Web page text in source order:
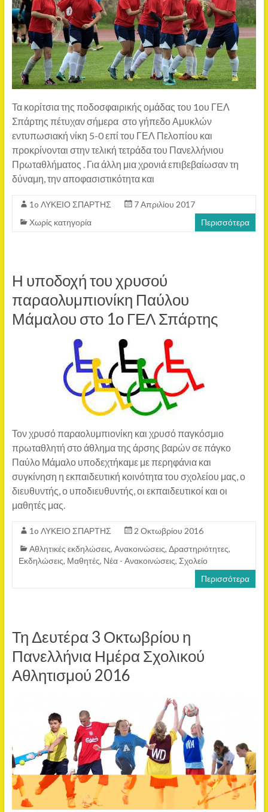
Τα κορίτσια της ποδοσφαιρικής ομάδας του 1ου ΓΕΛ
Σπάρτης πέτυχαν σήμερα στο γήπεδο Αμυκλών
εντυπωσιακή νίκη 5-0 επί του ΓΕΛ Πελοπίου και
προκρίνονται στην τελική τετράδα του Πανελλήνιου
Πρωταθλήματος . Για άλλη μια χρονιά επιβεβαίωσαν τη
δύναμη, την αποφασιστικότητα και
1o ΛΥΚΕΙΟ ΣΠΑΡΤΗΣ
7 Απριλίου 2017
Χωρίς κατηγορία
Περισσότερα
Η υποδοχή του χρυσού
παραολυμπιονίκη Παύλου
Μάμαλου στο 1ο ΓΕΛ Σπάρτης
Τον χρυσό παραολυμπιονίκη και χρυσό παγκόσμιο
πρωταθλητή στο άθλημα της άρσης βαρών σε πάγκο
Παύλο Μάμαλο υποδεχτήκαμε με περηφάνια και
συγκίνηση η εκπαιδευτική κοινότητα του σχολείου μας, ο
διευθυντής, ο υποδιευθυντής, οι εκπαιδευτικοί και οι
μαθητές μας.
1o ΛΥΚΕΙΟ ΣΠΑΡΤΗΣ
2 Οκτωβρίου 2016
Αθλητικές εκδηλώσεις, Ανακοινώσεις, Δραστηριότητες,
Εκδηλώσεις, Μαθητές, Νέα - Ανακοινώσεις, Σχολείο
Περισσότερα
Τη Δευτέρα 3 Οκτωβρίου η
Πανελλήνια Ημέρα Σχολικού
Αθλητισμού 2016